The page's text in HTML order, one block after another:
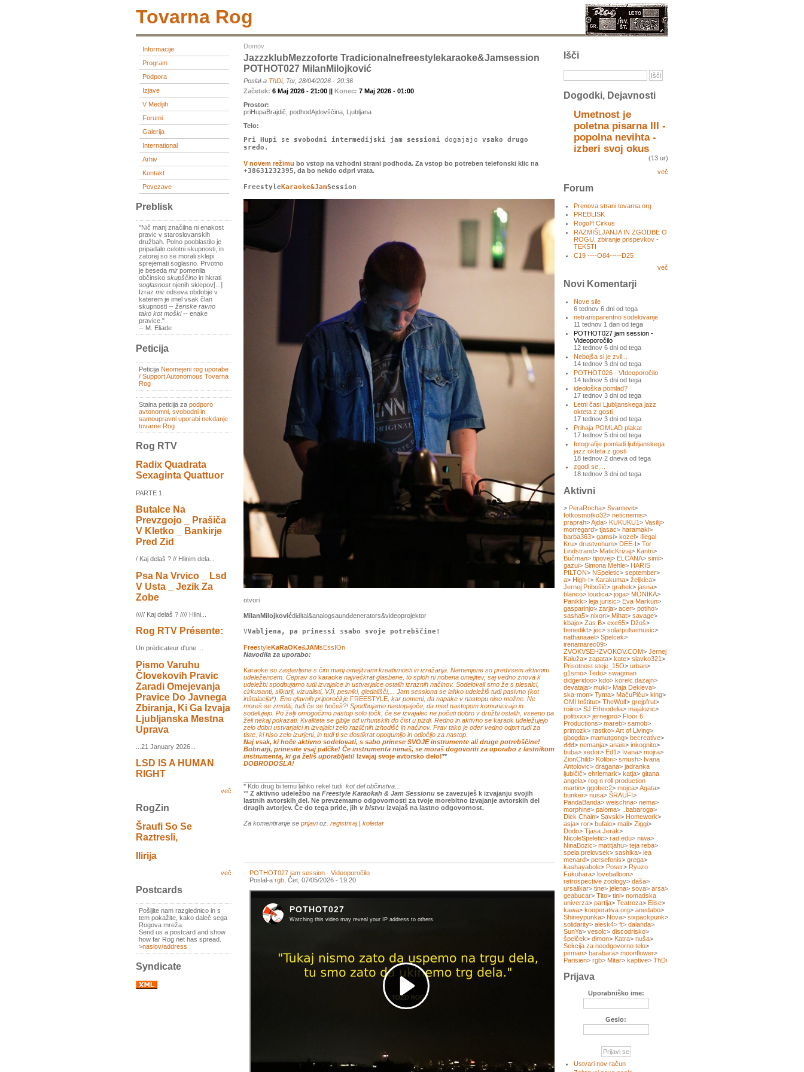
Tovarna Rog
Informacije
Program
Podpora
Izjave
V Medijih
Forumi
Galerija
International
Arhiv
Kontakt
Povezave
Preblisk
"Nič manj značilna ni enakost
pravic v staroslovanskih
družbah. Polno pooblastilo je
pripadalo celotni skupnosti, in
zatorej so se morali sklepi
sprejemati soglasno. Prvotno
je beseda mir pomenila
občinsko skupščino in hkrati
soglasnostnjenih sklepov[...]
Izraz mir odseva obdobje v
katerem je imel vsak član
skupnosti -- ženske ravno
tako kot moški-- enake
pravice."
-- M. Eliade
Peticija
Peticija Neomejeni rog uporabe
/ Support Autonomous Tovarna
Rog
Stalna peticija za podporo
avtonomni, svobodni in
samoupravni uporabi nekdanje
tovarne Rog
Rog RTV
Radix Quadrata
Sexaginta Quattuor
PARTE 1:
Butalce Na
Prevzgojo _ Prašiča
V Kletko _ Bankirje
Pred Zid
/ Kaj delaš ? // Hlinim dela...
Psa Na Vrvico _ Lsd
V Usta _ Jezik Za
Zobe
///// Kaj delaš ? //// Hlini...
Rog RTV Présente:
Un prédicateur d'une ...
Pismo Varuhu
Človekovih Pravic
Zaradi Omejevanja
Pravice Do Javnega
Zbiranja, Ki Ga Izvaja
Ljubljanska Mestna
Uprava
...21 January 2026...
LSD IS A HUMAN
RIGHT
več
RogZin
Šraufi So Se
Raztresli,
Ilirija
več
Postcards
Pošljite nam razglednico in s
tem pokažite, kako daleč sega
Rogova mreža.
Send us a postcard and show
how far Rog net has spread.
>naslov/address
Syndicate
Domov
JazzzklubMezzoforte Tradicionalnefreestylekaraoke&jamsession
POTHOT027 MilanMilojković
Poslal-a ThDi, Tor, 28/04/2026 - 20:36
Začetek: 6 Maj 2026 - 21:00 || Konec: 7 Maj 2026 - 01:00
Prostor:
priHupaBrajdič, podhodAjdovščina, Ljubljana
Telo:
Pri Hupi se svobodni intermedijski jam sessioni dogajajo vsako drugo
sredo .
V novem režimu bo vstop na vzhodni strani podhoda. Za vstop bo potreben telefonski klic na
+38631232395, da bo nekdo odprl vrata.
FreestyleKaraoke&JamSession
otvori
MilanMilojkovićdiđital&analogsaundđenerators&videoprojektor
VVabljena, pa prinessi ssabo svoje potrebščine!
FreestyleKaRaOKe&JAMsEssIOn
Navodila za uporabo:
Karaoke so zastavljene s čim manj omejitvami kreativnosti in izražanja. Namenjene so predvsem aktivnim
udeležencem. Čeprav so karaoke največkrat glasbene, to sploh ni nobena omejitev, saj vedno znova k
udeležbi spodbujamo tudi izvajalce in ustvarjalce ostalih izraznih načinov. Sodelovali smo že s plesalci,
cirkusanti, slikarji, vizualisti, VJi, pesniki, gledališči,... Jam sessiona se lahko udeležiš tudi pasivno (kot
inštalacija*). Eno glavnih priporočil je FREESTYLE , kar pomeni, da napake v nastopu niso možne. Ne
moreš se zmotiti, tudi če se hočeš?! Spodbujamo nastopajoče, da med nastopom komunicirajo in
sodelujejo. Po želji omogočimo nastop solo točk, če se izvajalec ne počuti dobro v družbi ostalih, vseeno pa
želi nekaj pokazati. Kvaliteta se giblje od vrhunskih do čist u pizdi. Redno in aktivno se karaok udeležujejo
zelo dobri ustvarjalci in izvajalci zelo različnih izhodišč in načinov. Prav tako je oder vedno odprt tudi za
tiste, ki niso zelo izurjeni, in tudi ti se dostikrat opogumijo in odločijo za nastop.
Naj vsak, ki hoče aktivno sodelovati, s sabo prinese SVOJE instrumente ali druge potrebščine!
Bobnarji, prinesite vsaj palčke! Če instrumenta nimaš, se moraš dogovoriti za uporabo z lastnikom
instrumenta, ki ga želiš uporabljati! Izvajaj svoje avtorsko delo!**
DOBRODOŠLA!
* Kdo drug bi temu lahko rekel tudi: kot del občinstva...
** Z aktivno udeležbo na Freestyle Karaokah & Jam Sessionu se zavezuješ k izvajanju svojih
lastnih avtorskih del. Ne prevzemamo odgovornosti za tvoje morebitno izvajanje avtorskih del
drugih avtorjev. Če do tega pride, jih v bistvu izvajaš na lastno odgovornost.
Za komentiranje se prijavioz. registriraj| koledar
POTHOT027 jam session - Videoporočilo
Poslal-a rgb , Čet, 07/05/2026 - 19:20
Išči
Dogodki, Dejavnosti
Umetnost je
poletna pisarna III -
popolna nevihta -
izberi svoj okus
(13 ur)
več
Forum
Prenova strani tovarna.org
PREBLISK
RogoЯ Cirkus
RAZMIŠLJANJA IN ZGODBE O
ROGU, zbiranje prispevkov -
TEKSTI
C19 ----O84-----D25
več
Novi Komentarji
Nove sile
6 tednov 6 dni od tega
netransparentno sodelovanje
11 tednov 1 dan od tega
POTHOT027 jam session -
Videoporočilo
12 tednov 6 dni od tega
Nebojša si je zvil...
14 tednov 3 dni od tega
POTHOT026 - VIdeoporočilo
14 tednov 5 dni od tega
ideološka pomlad?
17 tednov 3 dni od tega
Letni časi Ljubljanskega jazz
okteta z gosti
17 tednov 3 dni od tega
Prihaja POMLAD plakat
17 tednov 5 dni od tega
fotografije pomladi ljubljanskega
jazz okteta z gosti
18 tednov 2 dneva od tega
zgodi se,...
18 tednov 3 dni od tega
Aktivni
> PeraRocha> Svantevit>
fotkosmotko32> neticnemis>
praprah>Ajda> KUKUKU1> Vasilij>
morregard> tjasac> haramaki>
barba363> gamsi> kozel> Illegal
Kru> drustvohum> DEE-I> Tor
Lindstrand> MaticKrizaj> Kantri>
Bučman> tipovej> ELCANA> simi>
gazui> Simona Mehle> HARIS
PILTON> NSpeletic> september>
a> High-I> Karakuma> željkica>
Jernej Pribošič> grahek> jasna>
blanco> loudica> joga> MONIKA>
Panikk> leja jurisic> Eva Markun>
gasparinjo> zarja> acer> potiho>
sasha5> nixon> Mihat> savage>
kbajo> Zas B> exe65> Džoš>
benedikt> jec> solarpulsemusic>
nathanaael> Spelcek>
irenamarec09>
ZVOKVSEHZVOKOV.COM> Jernej
Kaluža> zapata> kate> slavko321>
Prisotnost steje_15O> urban>
g1smo> Tedo> swagman
didgeridoo> kdo> korelc.dazajn>
devataja> muki> Maja Dekleva>
ska-mon> Tyma> MačuPiču> king>
OMI Inštitut> TheWolf> grejpfrut>
roiiro> SJ Ethnodelia> majalozic>
politixxx> jernejpro> Floor 6
Productions> mareb> samob>
primozk> rastko>Art of Living>
gbogda> mamutgong> becreative>
đđđ> nemanja> anais> inkognito>
buba> xedor> Ed1> Ivana> mojra>
ZionChild> Kolibri> smush> Ivana
Antolovic> dragana> jadranka
ljubičič> ehrlemark> katja> gitana
angela> rog n roll production
martin> ggobec2> mojca>Agata>
bunker> nusa> ŠRAUFI>
PandaBanda> weischna> nema>
morphine> paloma> ..babaroga>
Dick Chain> Savski> Homework>
asja> ror> bufalo> mali> Ziggi>
Dodo> Tjasa Jerak>
NicoleSpeletic> rad.edu> niwa>
NinaBozic> matitjahu> teja reba>
spela prelovsek> sashika> lea
menard> persefonis> grega>
kashayabole> Poser> Ryuzo
Fukuhara> loveballoon>
retrospective zoology> daša>
ursalikar> tine> jelena> sova> arsa>
geabucar> Tito> tini> nomadska
univerza> partija> Teatroza> Elise>
kawa> kooperativa.org> anedabo>
Shineypunka> Nova> sixpackpunk>
solidarity> alesk4> ft> dalanda>
SunYa> vesolc> discodrisko>
špelček> dimon> Katra> nuša>
Sekcija za neodgovorno telo>
pirman> barabara> moonflower>
Parisien> rgb> Mitar> kaptive> ThDi
Prijava
Uporabniško ime:
Geslo:
Ustvari nov račun